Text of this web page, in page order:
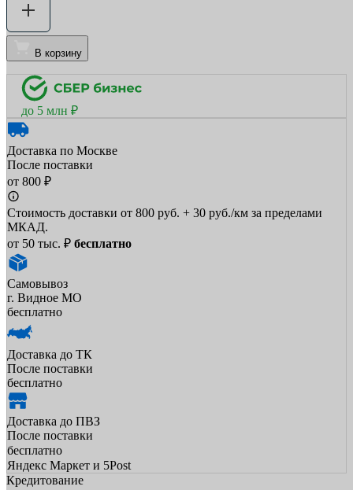
В корзину
до 5 млн ₽
Доставка по Москве
После поставки
от 800 ₽
Стоимость доставки от 800 руб. + 30 руб./км за пределами
МКАД.
от 50 тыс. ₽ бесплатно
Самовывоз
г. Видное МО
бесплатно
Доставка до ТК
После поставки
бесплатно
Доставка до ПВЗ
После поставки
бесплатно
Яндекс Маркет и 5Post
Кредитование